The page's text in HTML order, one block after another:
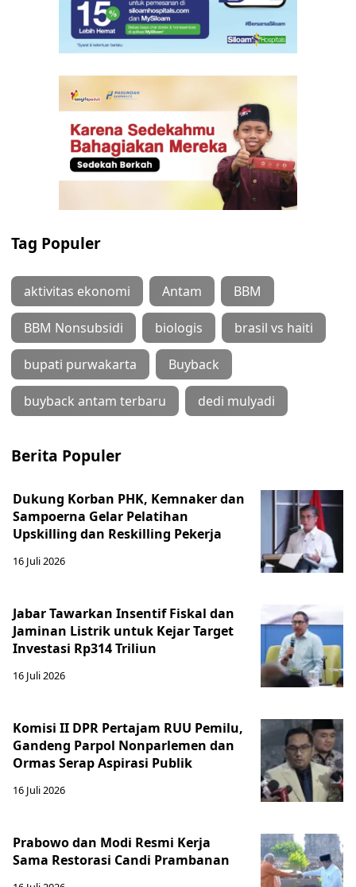
Tag Populer
aktivitas ekonomi Antam BBM
BBM Nonsubsidi biologis brasil vs haiti
bupati purwakarta Buyback
buyback antam terbaru dedi mulyadi
Berita Populer
Dukung Korban PHK, Kemnaker dan
Sampoerna Gelar Pelatihan
Upskilling dan Reskilling Pekerja
16 Juli 2026
Jabar Tawarkan Insentif Fiskal dan
Jaminan Listrik untuk Kejar Target
Investasi Rp314 Triliun
16 Juli 2026
Komisi II DPR Pertajam RUU Pemilu,
Gandeng Parpol Nonparlemen dan
Ormas Serap Aspirasi Publik
16 Juli 2026
Prabowo dan Modi Resmi Kerja
Sama Restorasi Candi Prambanan